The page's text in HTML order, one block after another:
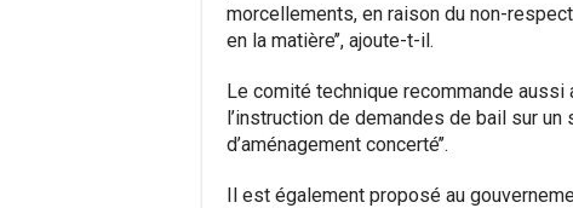
morcellements, en raison du non-
en la matière’’, ajoute-t-il.
Le comité technique recommande aussi
l’instruction de demandes de bail sur un
d’aménagement concerté’’.
Il est également proposé au